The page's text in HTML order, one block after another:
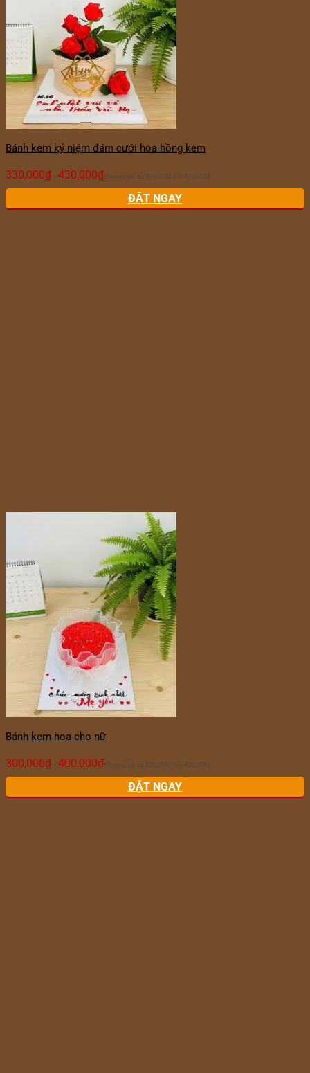
Bánh kem kỷ niệm đám cưới hoa hồng kem
330,000₫ – 430,000₫ Khoảng giá: từ 330,000₫ đến 430,000₫
ĐẶT NGAY
Bánh kem hoa cho nữ
300,000₫ – 400,000₫ Khoảng giá: từ 300,000₫ đến 400,000₫
ĐẶT NGAY